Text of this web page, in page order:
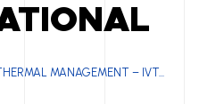
MANAGEMENT – IVT...